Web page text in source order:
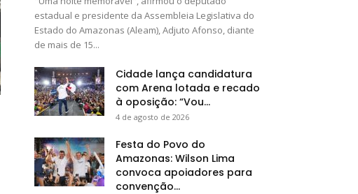
estadual e presidente da Assembleia Legislativa do
Estado do Amazonas (Aleam), Adjuto Afonso, diante
de mais de 15...
Cidade lança candidatura
com Arena lotada e recado
à oposição: “Vou...
4 de agosto de 2026
Festa do Povo do
Amazonas: Wilson Lima
convoca apoiadores para
convenção...